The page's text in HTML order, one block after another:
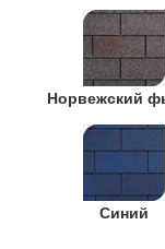
Норвежский
Синий